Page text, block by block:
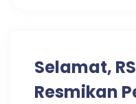
Selamat,
Resmikan